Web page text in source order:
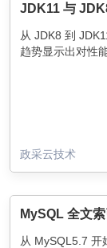
JDK11 与
从 JDK8 到
趋势显示出对性
政采云技术
MySQL 全文索
从 MySQL5.7 开